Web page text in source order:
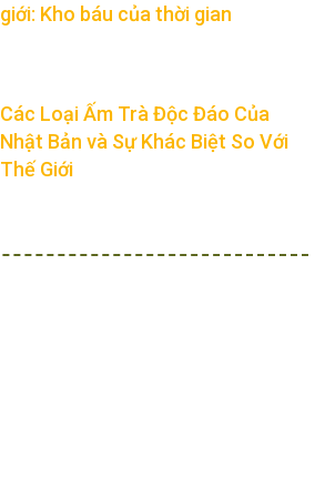
giới: Kho báu của thời gian
Các Loại Ấm Trà Độc Đáo Của
Nhật Bản và Sự Khác Biệt So Với
Thế Giới